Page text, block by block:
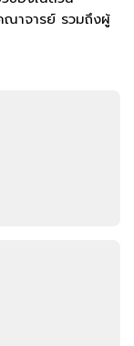
ณาจารย์ รวมถึงผู้